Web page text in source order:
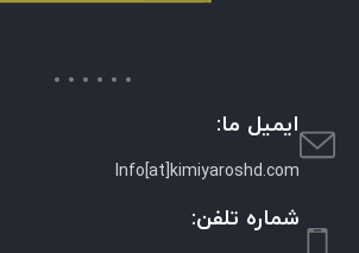
ایمیل ما:
Info[at]kimiyaroshd.com
شماره تلفن: